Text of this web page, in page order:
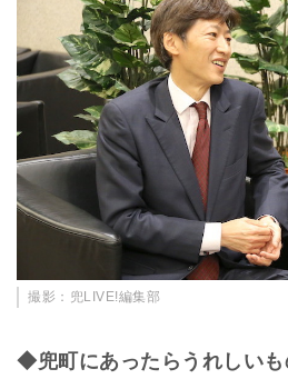
撮影：兜LIVE!編集部
◆兜町にあったらうれしいも